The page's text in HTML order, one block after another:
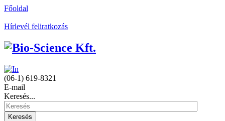
Főoldal
Hírlevél feliratkozás
(06-1) 619-8321
E-mail
Keresés...
Keresés